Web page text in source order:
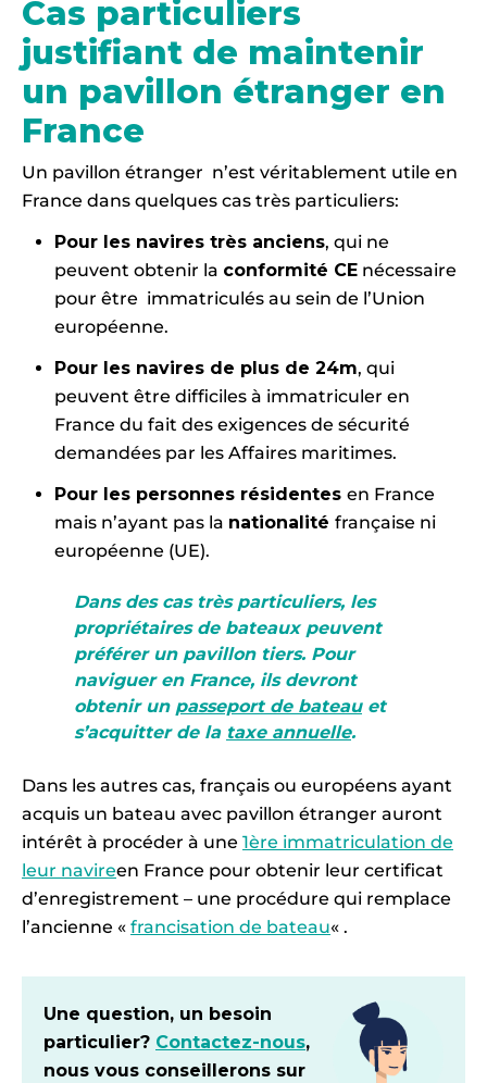
Cas particuliers
justifiant de maintenir
un pavillon étranger en
France
Un pavillon étranger n’est véritablement utile en
France dans quelques cas très particuliers:
Pour les navires très anciens, qui ne
peuvent obtenir la conformité CE nécessaire
pour être immatriculés au sein de l’Union
européenne.
Pour les navires de plus de 24m, qui
peuvent être difficiles à immatriculer en
France du fait des exigences de sécurité
demandées par les Affaires maritimes.
Pour les personnes résidentes en France
mais n’ayant pas la nationalité française ni
européenne (UE).
Dans des cas très particuliers, les
propriétaires de bateaux peuvent
préférer un pavillon tiers. Pour
naviguer en France, ils devront
obtenir un passeport de bateauet
s’acquitter de la taxe annuelle.
Dans les autres cas, français ou européens ayant
acquis un bateau avec pavillon étranger auront
intérêt à procéder à une 1ère immatriculation de
leur navireen France pour obtenir leur certificat
d’enregistrement – une procédure qui remplace
l’ancienne « francisation de bateau« .
Une question, un besoin
particulier? Contactez-nous,
nous vous conseillerons sur